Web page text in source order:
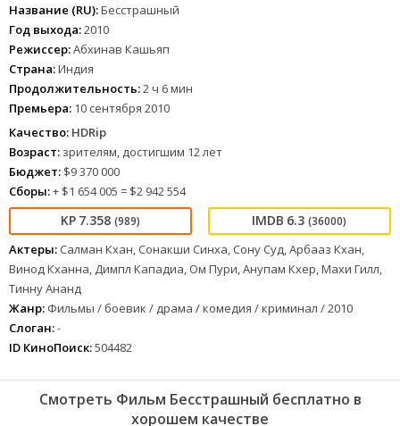
Название (RU):Бесстрашный
Год выхода:2010
Режиссер:Абхинав Кашьяп
Страна:Индия
Продолжительность:2 ч 6 мин
Премьера: 10 сентября 2010
Качество: HDRip
Возраст: зрителям, достигшим 12 лет
Бюджет: $9 370 000
Сборы:+ $1 654 005 = $2 942 554
7.358 (989) 6.3 (36000)
Актеры: Салман Кхан, Сонакши Синха, Сону Суд, Арбааз Кхан,
Винод Кханна, Димпл Кападиа, Ом Пури, Анупам Кхер, Махи Гилл,
Тинну Ананд
Жанр: Фильмы / боевик / драма / комедия / криминал / 2010
Слоган:-
ID КиноПоиск:504482
Смотреть Фильм Бесстрашный бесплатно в
хорошем качестве